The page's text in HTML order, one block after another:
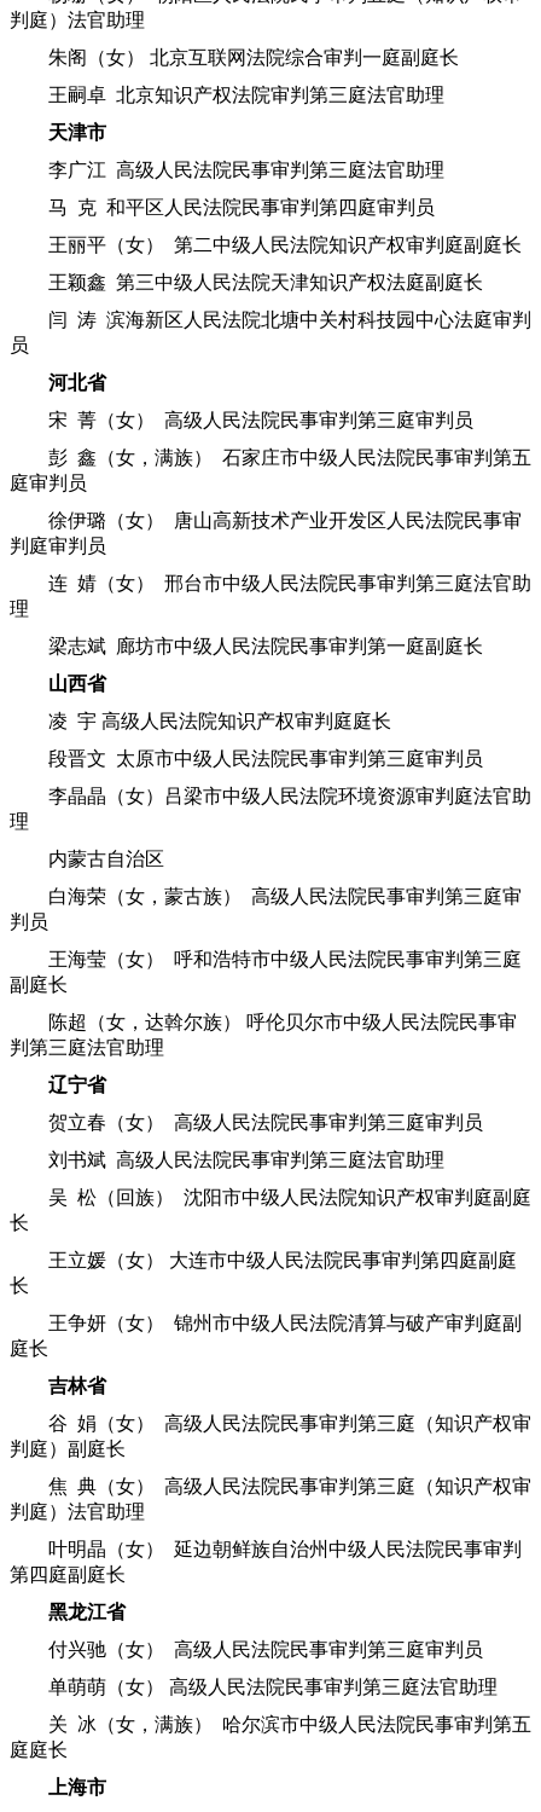
判庭）法官助理
朱阁（女） 北京互联网法院综合审判一庭副庭长
王嗣卓 北京知识产权法院审判第三庭法官助理
天津市
李广江 高级人民法院民事审判第三庭法官助理
马 克 和平区人民法院民事审判第四庭审判员
王丽平（女） 第二中级人民法院知识产权审判庭副庭长
王颖鑫 第三中级人民法院天津知识产权法庭副庭长
闫 涛 滨海新区人民法院北塘中关村科技园中心法庭审判
员
河北省
宋 菁（女） 高级人民法院民事审判第三庭审判员
彭 鑫（女，满族） 石家庄市中级人民法院民事审判第五
庭审判员
徐伊璐（女） 唐山高新技术产业开发区人民法院民事审
判庭审判员
连 婧（女） 邢台市中级人民法院民事审判第三庭法官助
理
梁志斌 廊坊市中级人民法院民事审判第一庭副庭长
山西省
凌 宇 高级人民法院知识产权审判庭庭长
段晋文 太原市中级人民法院民事审判第三庭审判员
李晶晶（女）吕梁市中级人民法院环境资源审判庭法官助
理
内蒙古自治区
白海荣（女，蒙古族） 高级人民法院民事审判第三庭审
判员
王海莹（女） 呼和浩特市中级人民法院民事审判第三庭
副庭长
陈超（女，达斡尔族） 呼伦贝尔市中级人民法院民事审
判第三庭法官助理
辽宁省
贺立春（女） 高级人民法院民事审判第三庭审判员
刘书斌 高级人民法院民事审判第三庭法官助理
吴 松（回族） 沈阳市中级人民法院知识产权审判庭副庭
长
王立媛（女） 大连市中级人民法院民事审判第四庭副庭
长
王争妍（女） 锦州市中级人民法院清算与破产审判庭副
庭长
吉林省
谷 娟（女） 高级人民法院民事审判第三庭（知识产权审
判庭）副庭长
焦 典（女） 高级人民法院民事审判第三庭（知识产权审
判庭）法官助理
叶明晶（女） 延边朝鲜族自治州中级人民法院民事审判
第四庭副庭长
黑龙江省
付兴驰（女） 高级人民法院民事审判第三庭审判员
单萌萌（女） 高级人民法院民事审判第三庭法官助理
关 冰（女，满族） 哈尔滨市中级人民法院民事审判第五
庭庭长
上海市